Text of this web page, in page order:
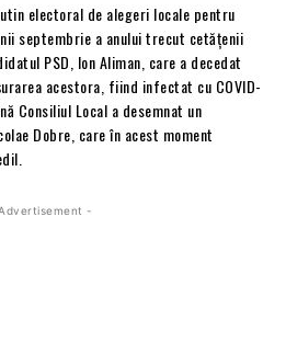
electoral de alegeri locale pentru
septembrie a anului trecut cetăţenii
PSD, Ion Aliman, care a decedat
acestora, fiind infectat cu COVID-
Consiliul Local a desemnat un
Dobre, care în acest moment
-